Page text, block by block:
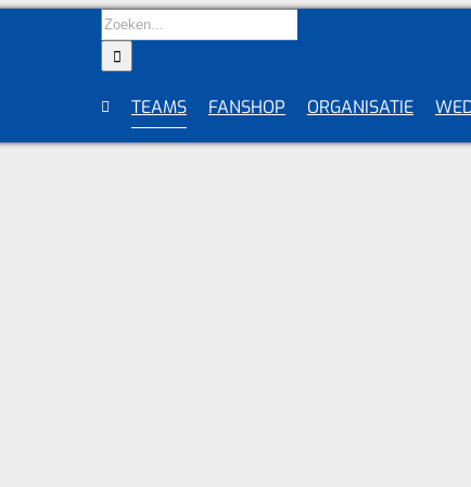
Zoeken
naar:
TEAMS FANSHOP ORGANISATIE